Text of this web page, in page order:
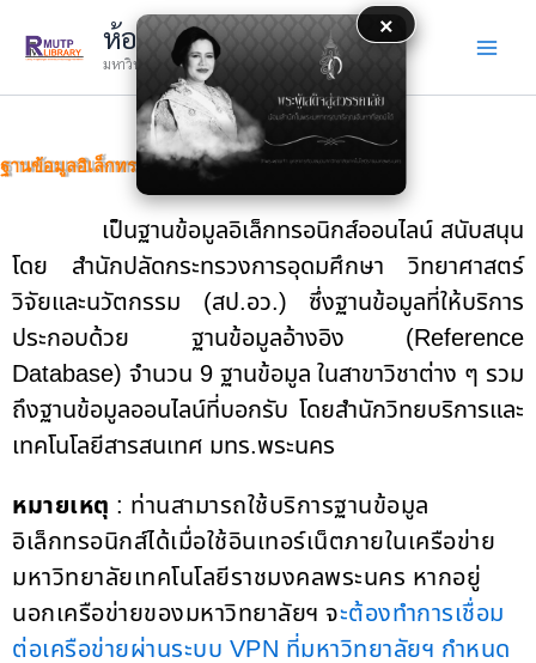
×
ห้องสมุด
มหาวิทยาลัยเทคโนโลยีราชมงคลพระนคร
ฐานข้อมูลอิเล็กทรอนิกส์
เป็นฐานข้อมูลอิเล็กทรอนิกส์ออนไลน์ สนับสนุน
โดย สำนักปลัดกระทรวงการอุดมศึกษา วิทยาศาสตร์
วิจัยและนวัตกรรม (สป.อว.) ซึ่งฐานข้อมูลที่ให้บริการ
ประกอบด้วย ฐานข้อมูลอ้างอิง (Reference
Database) จำนวน 9 ฐานข้อมูล ในสาขาวิชาต่าง ๆ รวม
ถึงฐานข้อมูลออนไลน์ที่บอกรับ โดยสำนักวิทยบริการและ
เทคโนโลยีสารสนเทศ มทร.พระนคร
หมายเหตุ : ท่านสามารถใช้บริการฐานข้อมูล
อิเล็กทรอนิกส์ได้เมื่อใช้อินเทอร์เน็ตภายในเครือข่าย
มหาวิทยาลัยเทคโนโลยีราชมงคลพระนคร หากอยู่
นอกเครือข่ายของมหาวิทยาลัยฯ จะต้องทำการเชื่อม
ต่อเครือข่ายผ่านระบบ VPN ที่มหาวิทยาลัยฯ กำหนด